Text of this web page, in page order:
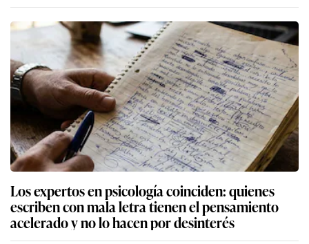
Los expertos en psicología coinciden: quienes
escriben con mala letra tienen el pensamiento
acelerado y no lo hacen por desinterés